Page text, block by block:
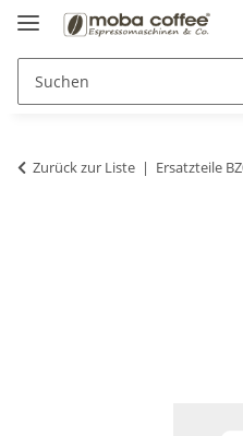
Zurück zur Liste Ersatzteile